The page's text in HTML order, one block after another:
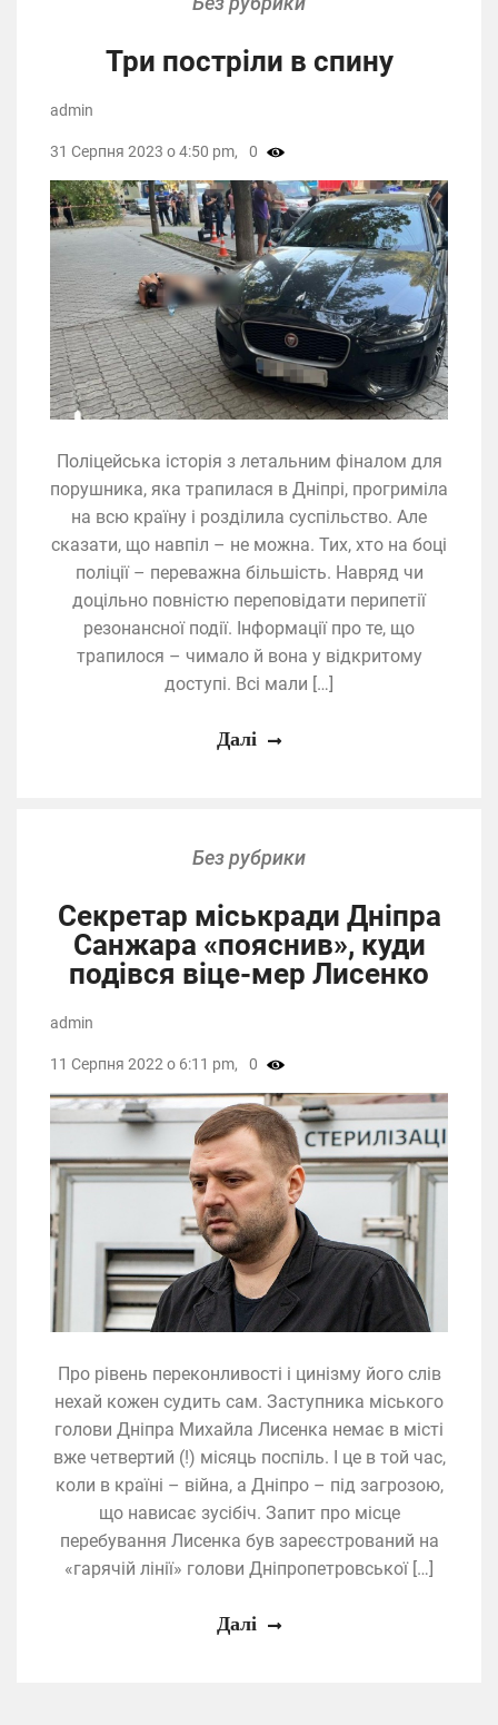
Три постріли в спину
Поліцейська історія з летальним фіналом для
порушника, яка трапилася в Дніпрі, прогриміла
на всю країну і розділила суспільство. Але
сказати, що навпіл – не можна. Тих, хто на боці
поліції – переважна більшість. Навряд чи
доцільно повністю переповідати перипетії
резонансної події. Інформації про те, що
трапилося – чимало й вона у відкритому
доступі. Всі мали […]
admin
31 Серпня 2023 о 4:50 pm, 0
Далі
Без рубрики
Секретар міськради Дніпра
Санжара «пояснив», куди
подівся віце-мер Лисенко
Про рівень переконливості і цинізму його слів
нехай кожен судить сам. Заступника міського
голови Дніпра Михайла Лисенка немає в місті
вже четвертий (!) місяць поспіль. І це в той час,
коли в країні – війна, а Дніпро – під загрозою,
що нависає зусібіч. Запит про місце
перебування Лисенка був зареєстрований на
«гарячій лінії» голови Дніпропетровської […]
admin
11 Серпня 2022 о 6:11 pm, 0
Далі